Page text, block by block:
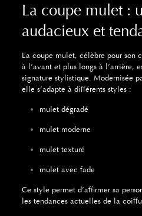
La coupe mulet :
audacieux et
La coupe mulet, célèbre pour son
à l’avant et plus longs à l’arrière,
signature stylistique. Modernisée
elle s’adapte à différents styles :
mulet dégradé
mulet moderne
mulet texturé
mulet avec fade
Ce style permet d’affirmer sa
les tendances actuelles de la